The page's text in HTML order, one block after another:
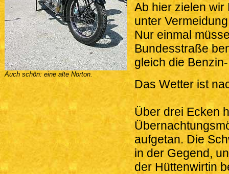
Auch schön: eine alte Norton.
Ab hier zielen
unter
Nur einmal
Bundesstraße
gleich die
Das Wetter ist
Über drei Ecken
aufgetan. Die
in der Gegend,
der Hüttenwirtin